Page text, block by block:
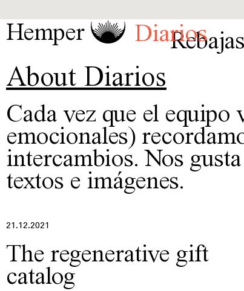
Hemper Rebajas
Diarios
About Diarios
Cada vez que el
emocionales)
intercambios. Nos
textos e imágenes.
21.12.2021
The regenerative gift
catalog